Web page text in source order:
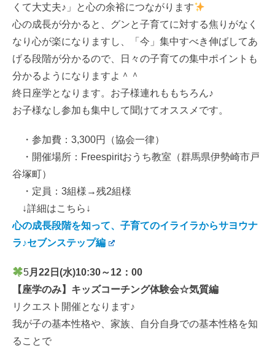
くて大丈夫♪」と心の余裕につながります
心の成長が分かると、グンと子育てに対する焦りがなく
なり心が楽になりますし、「今」集中すべき伸ばしてあ
げる段階が分かるので、日々の子育ての集中ポイントも
分かるようになりますよ＾＾
終日座学となります。お子様連れももちろん♪
お子様なし参加も集中して聞けてオススメです。
・参加費：3,300円（協会一律）
・開催場所：Freespiritおうち教室（群馬県伊勢崎市戸
谷塚町）
・定員：3組様→残2組様
↓詳細はこちら↓
心の成長段階を知って、子育てのイライラからサヨウナ
ラ♪セブンステップ編
5月22 日(水)10:30～12：00
【座学のみ】キッズコーチング体験会☆気質編
リクエスト開催となります♪
我が子の基本性格や、家族、自分自身での基本性格を知
ることで